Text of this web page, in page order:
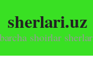
sherlari.uz
barcha shoirlar